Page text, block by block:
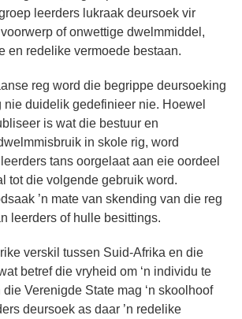
leerders lukraak deursoek vir
of onwettige dwelmmiddel,
en redelike vermoede bestaan.
reg word die begrippe deursoeking
duidelik gedefinieer nie. Hoewel
is wat die bestuur en
in skole rig, word
tans oorgelaat aan eie oordeel
tot die volgende gebruik word.
’n mate van skending van die reg
leerders of hulle besittings.
verskil tussen Suid-Afrika en die
betref die vryheid om ‘n individu te
Verenigde State mag ‘n skoolhoof
deursoek as daar ’n redelike